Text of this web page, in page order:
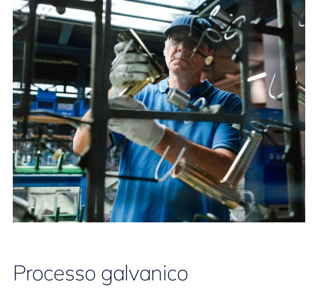
Processo galvanico